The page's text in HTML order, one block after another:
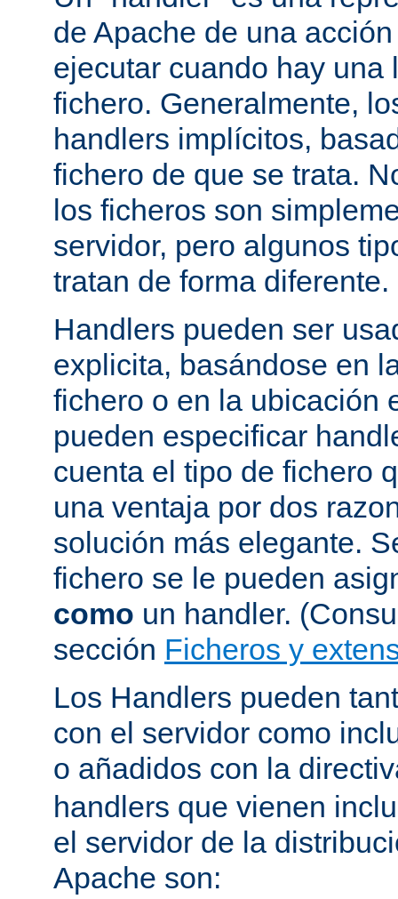
de Apache de una
ejecutar cuando hay una
fichero. Generalmente,
handlers implícitos,
fichero de que se trata.
los ficheros son
servidor, pero algunos
tratan de forma diferente.
Handlers pueden ser
explicita, basándose en
fichero o en la ubicación
pueden especificar
cuenta el tipo de fichero
una ventaja por dos
solución más elegante.
fichero se le pueden
como un handler.
sección Ficheros y
Los Handlers pueden
con el servidor como
o añadidos con la
handlers que vienen
el servidor de la
Apache son: